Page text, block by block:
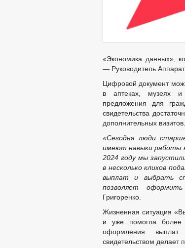
«Экономика данных»,
— Руководитель
Цифровой документ
в аптеках, музеях и
предложения для
свидетельства
дополнительных визитов.
«Сегодня люди
имеют навыки работы
2024 году мы
в несколько кликов
выплат и выбрать
позволяет
Григоренко.
Жизненная ситуация
и уже помогла более
оформления выплат
свидетельством делает